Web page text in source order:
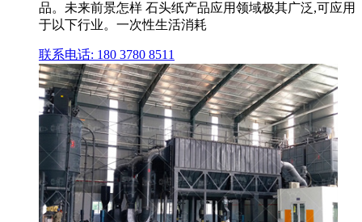
品。未来前景怎样 石头纸产品应用领域极其广泛,可应用
于以下行业。一次性生活消耗
联系电话: 180 3780 8511